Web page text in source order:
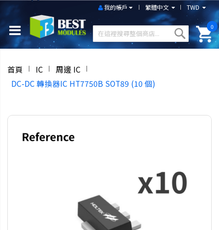
TWD
繁體中文
我的帳戶
0
首頁 IC
周邊 IC
DC-DC 轉換器IC HT7750B SOT89 (10 個)